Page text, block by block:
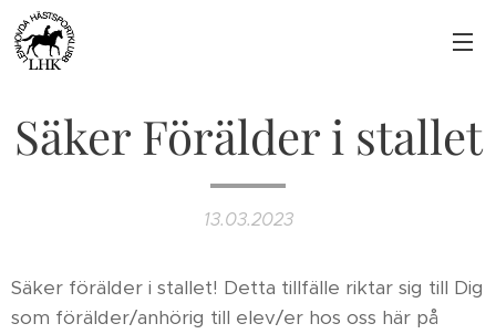
Säker Förälder i stallet
13.03.2023
Säker förälder i stallet! Detta tillfälle riktar sig till Dig
som förälder/anhörig till elev/er hos oss här på